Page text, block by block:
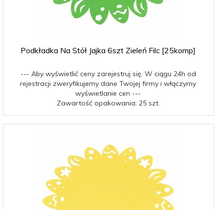
Podkładka Na Stół Jajka 6szt Zieleń Filc [25komp]
--- Aby wyświetlić ceny zarejestruj się. W ciągu 24h od
rejestracji zweryfikujemy dane Twojej firmy i włączymy
wyświetlanie cen ---
Zawartość opakowania: 25 szt.